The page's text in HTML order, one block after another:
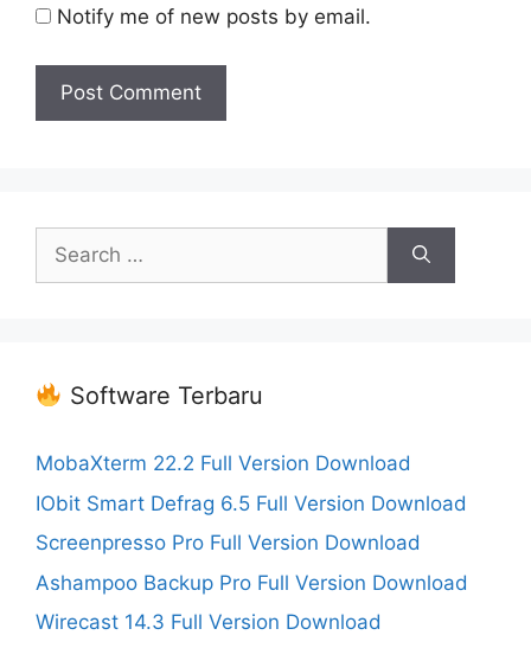
Notify me of new posts by email.
Search
for:
Software Terbaru
MobaXterm 22.2 Full Version Download
IObit Smart Defrag 6.5 Full Version Download
Screenpresso Pro Full Version Download
Ashampoo Backup Pro Full Version Download
Wirecast 14.3 Full Version Download